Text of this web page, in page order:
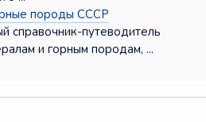
породы СССР
справочник-путеводитель
и горным породам, ...